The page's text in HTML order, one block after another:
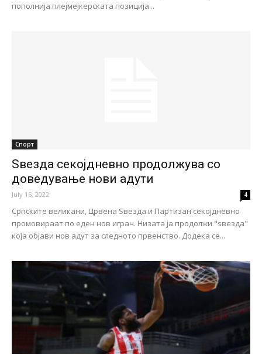
пополнија плејмејкерската позиција...
Спорт
Ѕвезда секојдневно продолжува со
доведување нови адути
July 15, 2022 4
Српските великани, Црвена Ѕвезда и Партизан секојдневно
промовираат по еден нов играч. Низата ја продолжи "ѕвезда"
која објави нов адут за следното првенство. Додека се...